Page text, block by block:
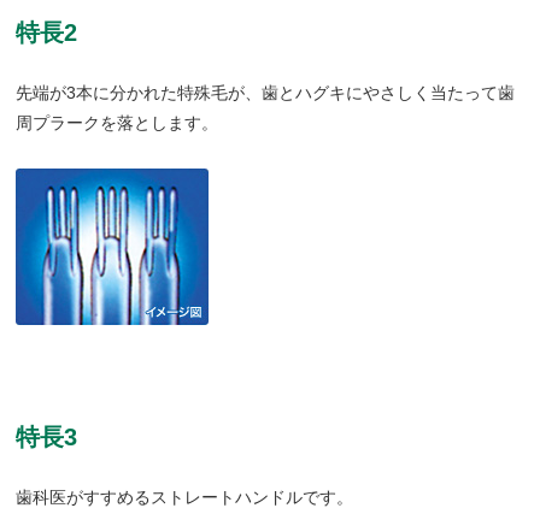
特長2
先端が3本に分かれた特殊毛が、歯とハグキにやさしく当たって歯
周プラークを落とします。
特長3
歯科医がすすめるストレートハンドルです。